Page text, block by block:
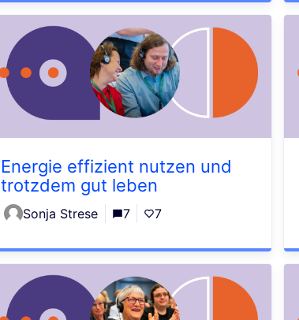
Energie effizient nutzen und
trotzdem gut leben
Sonja Strese 7 7